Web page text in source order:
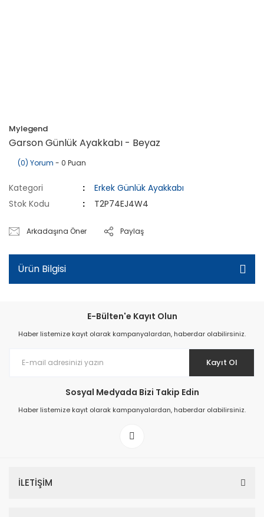
Mylegend
Garson Günlük Ayakkabı - Beyaz
(0) Yorum - 0 Puan
Kategori
Erkek Günlük Ayakkabı
Stok Kodu
T2P74EJ4W4
Arkadaşına Öner Paylaş
Ürün Bilgisi
E-Bülten'e Kayıt Olun
Haber listemize kayıt olarak kampanyalardan, haberdar olabilirsiniz.
Kayıt Ol
Sosyal Medyada Bizi Takip Edin
Haber listemize kayıt olarak kampanyalardan, haberdar olabilirsiniz.
İLETİŞİM